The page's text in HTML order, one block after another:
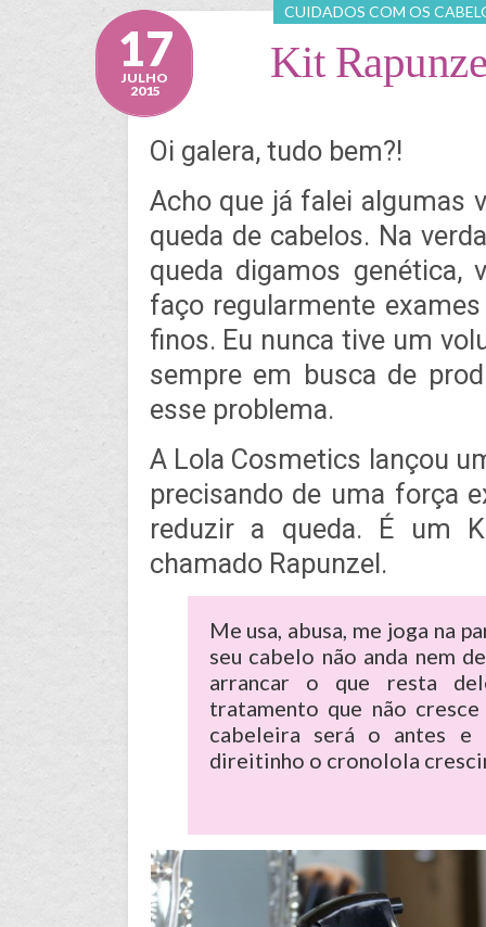
CUIDADOS COM OS
17
JULHO
2015
Kit
Oi galera, tudo bem?!
Acho que já falei algumas
queda de cabelos. Na
queda digamos
faço regularmente
finos. Eu nunca tive um
sempre em busca de
esse problema.
A Lola Cosmetics lançou
precisando de uma força
reduzir a queda. É um
chamado Rapunzel.
Me usa, abusa, me joga na
seu cabelo não anda nem
arrancar o que resta
tratamento que não
cabeleira será o antes e
direitinho o cronolola